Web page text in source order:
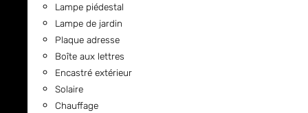
Lampe piédestal
Lampe de jardin
Plaque adresse
Boîte aux lettres
Encastré extérieur
Solaire
Chauffage